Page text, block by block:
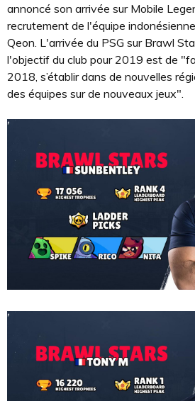
annoncé son arrivée sur Mobile
recrutement de l'équipe
Qeon. L'arrivée du PSG sur Brawl
l'objectif du club pour 2019 est de
2018, s’établir dans de nouvelles
des équipes sur de nouveaux jeux".